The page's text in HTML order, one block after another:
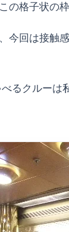
の格子状の枠
今回は接触
るクルーは